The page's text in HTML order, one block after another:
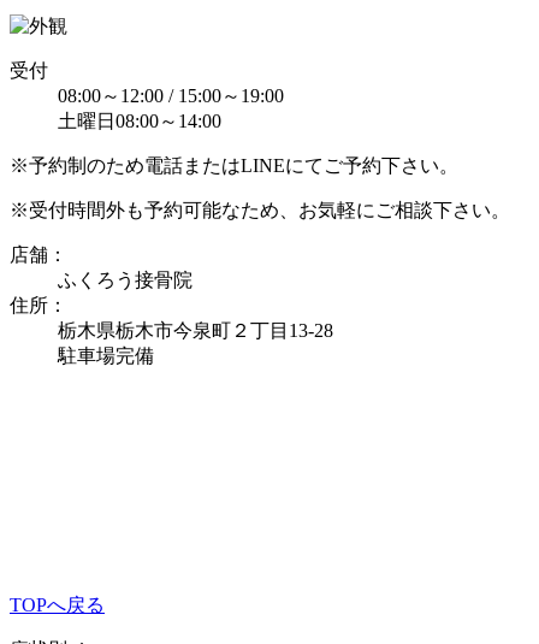
受付
08:00～12:00 / 15:00～19:00
土曜日08:00～14:00
※予約制のため電話またはLINEにてご予約下さい。
※受付時間外も予約可能なため、お気軽にご相談下さい。
店舗：
ふくろう接骨院
住所：
栃木県栃木市今泉町２丁目13-28
駐車場完備
TOPへ戻る